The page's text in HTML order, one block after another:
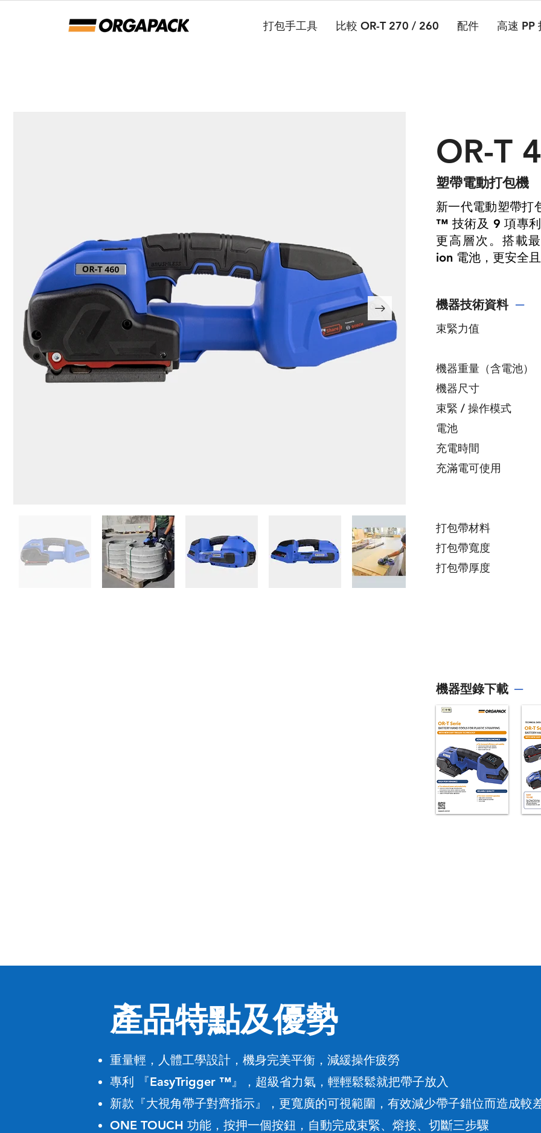
打包手工具 比較 OR-T 270 / 260 配件 高速 PP
OR-T
​塑帶電動打包機
新一代電動塑帶打
™ 技術及 9 項專利
更高層次 。 搭載
ion 電池 ， 更安全
機器​技術資料 ─
束緊力值
機器重量（含電池）
機器尺寸
束緊 / 操作模式
電池
充電時間
充滿電可使用
​打包帶材料
​打包帶寬度
​打包帶厚度
機器​型錄下載 ─
產品特點及優勢
重量輕 ， 人體工學設計 ， 機身完美平衡 ， 減緩操作疲勞
專利 『EasyTrigger ™』
， 超級省力氣 ， 輕輕鬆鬆就把帶子放入
新款『大視角帶子對齊指示』，更寬廣的可視範圍 ， 有效減少帶子錯位而造成較
ONE TOUCH 功能 ， 按押一個按鈕 ， 自動完成束緊、 熔接、 切斷三步驟